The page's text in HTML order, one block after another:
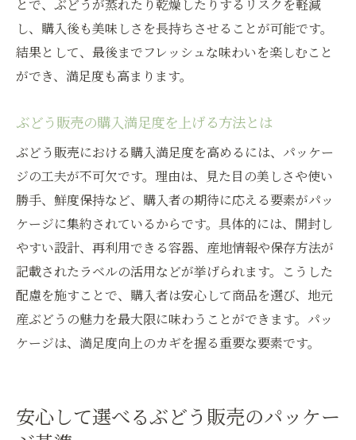
とで、ぶどうが蒸れたり乾燥したりするリスクを軽減
し、購入後も美味しさを長持ちさせることが可能です。
結果として、最後までフレッシュな味わいを楽しむこと
ができ、満足度も高まります。
ぶどう販売の購入満足度を上げる方法とは
ぶどう販売における購入満足度を高めるには、パッケー
ジの工夫が不可欠です。理由は、見た目の美しさや使い
勝手、鮮度保持など、購入者の期待に応える要素がパッ
ケージに集約されているからです。具体的には、開封し
やすい設計、再利用できる容器、産地情報や保存方法が
記載されたラベルの活用などが挙げられます。こうした
配慮を施すことで、購入者は安心して商品を選び、地元
産ぶどうの魅力を最大限に味わうことができます。パッ
ケージは、満足度向上のカギを握る重要な要素です。
安心して選べるぶどう販売のパッケー